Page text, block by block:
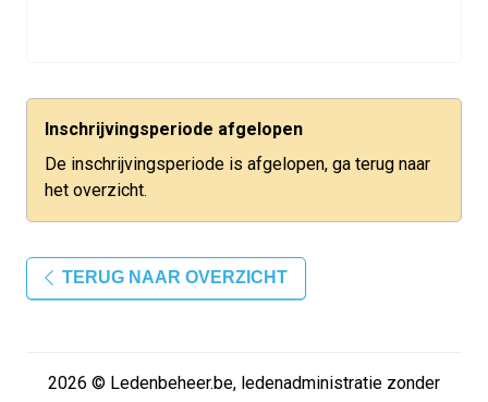
Inschrijvingsperiode afgelopen
De inschrijvingsperiode is afgelopen, ga terug naar
het overzicht.
TERUG NAAR OVERZICHT
2026 © Ledenbeheer.be, ledenadministratie zonder